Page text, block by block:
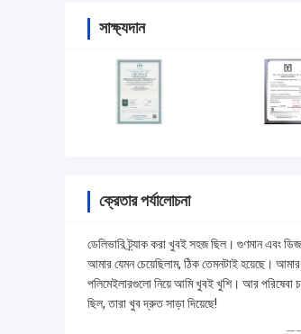
সাক্ষ্যদান
ক্রেতার পর্যালোচনা
ডেলিভারি ট্র্যাক করা খুবই সহজ ছিল। গুণমান এবং
আমার যেমন চেয়েছিলাম, ঠিক তেমনটাই হয়েছে। আমার
পলিমেইলারগুলো নিয়ে আমি খুবই খুশি। আর পরিষেবা
ছিল, তারা খুব দ্রুত সাড়া দিয়েছে!